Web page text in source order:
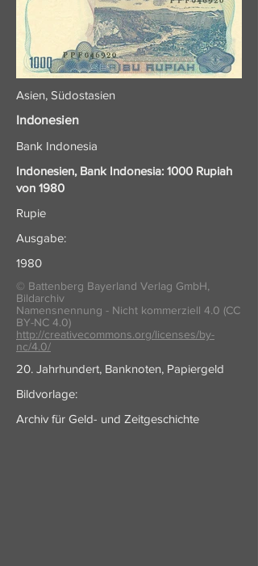
Asien, Südostasien
Indonesien
Bank Indonesia
Indonesien, Bank Indonesia: 1000 Rupiah
von 1980
Rupie
Ausgabe:
1980
© Battenberg Bayerland Verlag GmbH,
Bildarchiv
Namensnennung - Nicht kommerziell 4.0 (CC
BY-NC 4.0)
http://creativecommons.org/licenses/by-
nc/4.0/
20. Jahrhundert, Banknoten, Papiergeld
Bildvorlage:
Archiv für Geld- und Zeitgeschichte